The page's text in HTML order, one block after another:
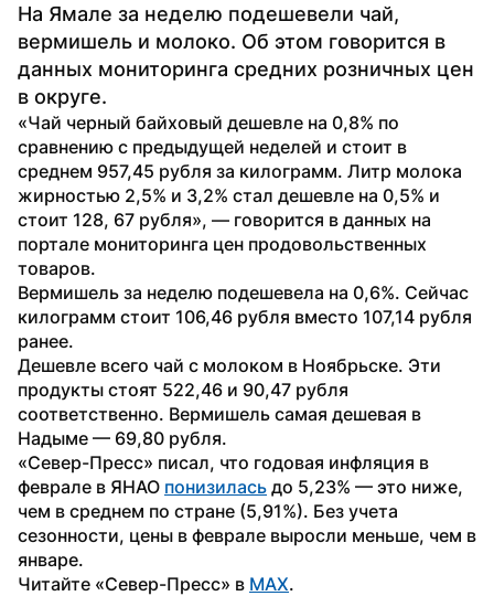
На Ямале за неделю подешевели чай,
вермишель и молоко. Об этом говорится в
данных мониторинга средних розничных цен
в округе.
«Чай черный байховый дешевле на 0,8% по
сравнению с предыдущей неделей и стоит в
среднем 957,45 рубля за килограмм. Литр молока
жирностью 2,5% и 3,2% стал дешевле на 0,5% и
стоит 128, 67 рубля», — говорится в данных на
портале мониторинга цен продовольственных
товаров.
Вермишель за неделю подешевела на 0,6%. Сейчас
килограмм стоит 106,46 рубля вместо 107,14 рубля
ранее.
Дешевле всего чай с молоком в Ноябрьске. Эти
продукты стоят 522,46 и 90,47 рубля
соответственно. Вермишель самая дешевая в
Надыме — 69,80 рубля.
«Север-Пресс» писал, что годовая инфляция в
феврале в ЯНАО понизилась до 5,23% — это ниже,
чем в среднем по стране (5,91%). Без учета
сезонности, цены в феврале выросли меньше, чем в
январе.
Читайте «Север-Пресс» в MAX.